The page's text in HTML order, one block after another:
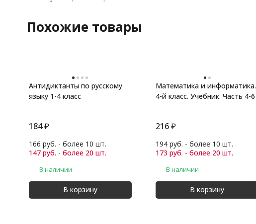
Похожие товары
Антидиктанты по русскому
языку 1-4 класс
184 ₽
166 руб. - более 10 шт.
147 руб. - более 20 шт.
В наличии
В корзину
Математика и информатика.
4-й класс. Учебник. Часть 4-6
216₽
194 руб. - более 10 шт.
173 руб. - более 20 шт.
В наличии
В корзину